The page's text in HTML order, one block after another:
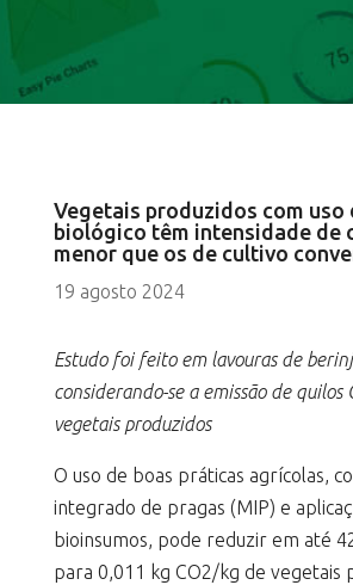
Vegetais produzidos com
biológico têm intensidade de
menor que os de cultivo
19 agosto 2024
Estudo foi feito em lavouras de
considerando-se a emissão de quilos
vegetais produzidos
O uso de boas práticas agrícolas,
integrado de pragas (MIP) e
bioinsumos, pode reduzir em até
para 0,011 kg CO2/kg de vegetais